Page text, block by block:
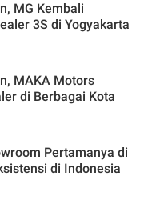
MG Kembali
3S di Yogyakarta
MAKA Motors
di Berbagai Kota
Pertamanya di
di Indonesia